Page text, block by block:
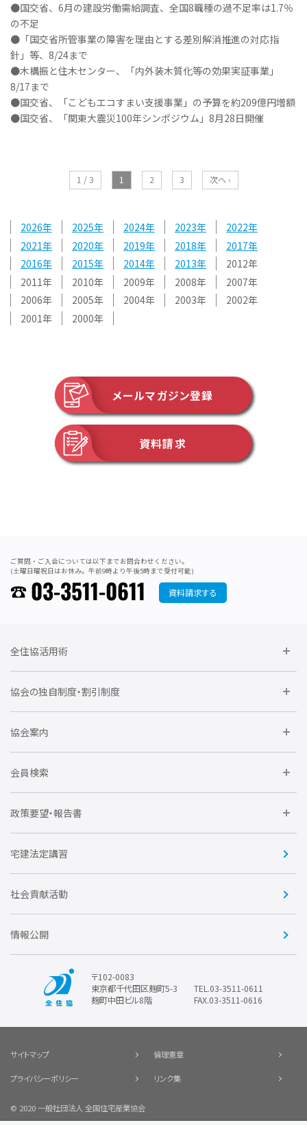
●国交省、6月の建設労働需給調査、全国8職種の過不足率は1.7％
の不足
●「国交省所管事業の障害を理由とする差別解消推進の対応指
針」等、8/24まで
●木構振と住木センター、「内外装木質化等の効果実証事業」
8/17まで
●国交省、「こどもエコすまい支援事業」の予算を約209億円増額
●国交省、「関東大震災100年シンポジウム」8月28日開催
1 / 3 1 2 3 次へ ›
2026 2025 2024 2023
2022
2021
2020 2019 2018
2017
2016
2015 2014 2013
2012
2011
2010 2009 2008
2007
2006
2005 2004 2003
2002
2001
2000
メールマガジン登録
資料請求
ご質問・ご入会については以下までお問合わせください。
(土曜日曜祝日はお休み。午前9時より午後5時まで受付可能)
03-3511-0611 資料請求する
全住協活用術
委員会に参加しよう
要望活動に参加しよう
協会の独自制度・割引制度
住宅瑕疵担保責任保険割引制度
全住協NET
不動産後見アドバイザー資格講習
会
全住協ビジネスショップ
協会案内
運営組織
トライアル会員制度
会員検索
企業会員
賛助会員
政策要望・報告書
住宅・土地税制改正要望
優良事業表彰
宅建法定講習
社会貢献活動
情報公開
〒102-0083
東京都千代田区麹町5-3
麹町中田ビル8階
TEL.03-3511-0611
FAX.03-3511-0616
サイトマップ 倫理憲章
プライバシーポリシー リンク集
© 2020 一般社団法人 全国住宅産業協会